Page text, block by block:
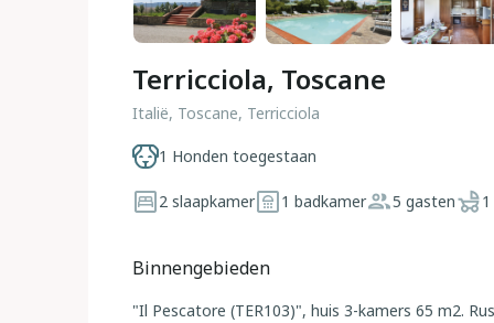
Terricciola, Toscane
Italië, Toscane, Terricciola
1 Honden toegestaan
2 slaapkamer 1 badkamer 5 gasten
Binnengebieden
"Il Pescatore (TER103)", huis 3-kamers 65 m2.